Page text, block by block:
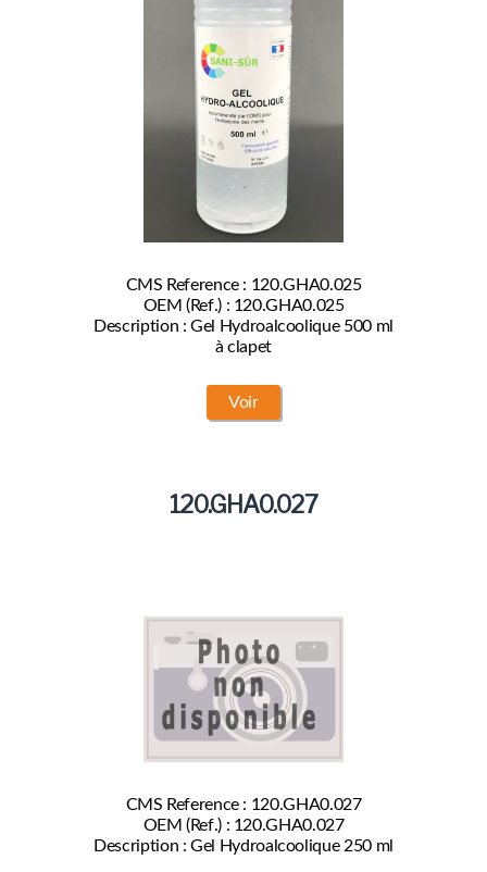
CMS Reference : 120.GHA0.025
OEM (Ref.) : 120.GHA0.025
Description : Gel Hydroalcoolique 500 ml
à clapet
Voir
120.GHA0.027
CMS Reference : 120.GHA0.027
OEM (Ref.) : 120.GHA0.027
Description : Gel Hydroalcoolique 250 ml